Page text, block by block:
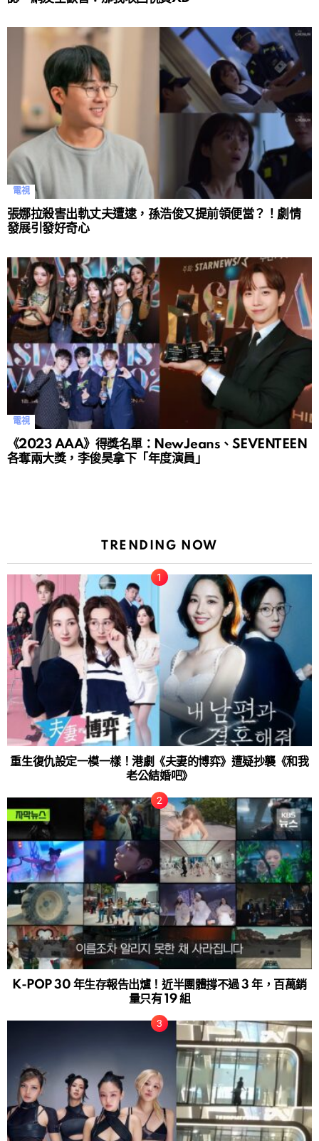
電視
張娜拉殺害出軌丈夫遭逮，孫浩俊又提前領便當？！劇情
發展引發好奇心
電視
《2023 AAA》得獎名單：NewJeans、SEVENTEEN
各奪兩大獎，李俊昊拿下「年度演員」
TRENDING NOW
重生復仇設定一模一樣！港劇《夫妻的博弈》遭疑抄襲《和我
老公結婚吧》
K-POP 30 年生存報告出爐！近半團體撐不過 3 年，百萬銷
量只有 19 組